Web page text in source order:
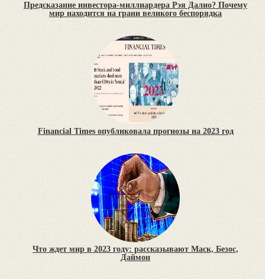
Предсказание инвестора-миллиардера Рэя Далио? Почему
мир находится на грани великого беспорядка
Financial Times опубликовала прогнозы на 2023 год
Что ждет мир в 2023 году: рассказывают Маск, Безос,
Даймон